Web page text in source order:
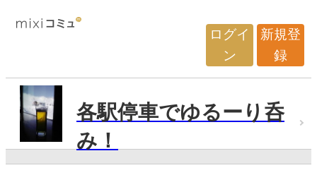
ログイ
ン
新規登
録
各駅停車でゆるーり呑
み！